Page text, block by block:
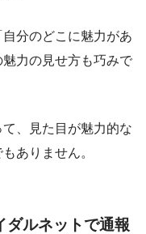
分のどこに魅力があ
力の見せ方も巧みで
、見た目が魅力的な
ありません。
ダルネットで通報